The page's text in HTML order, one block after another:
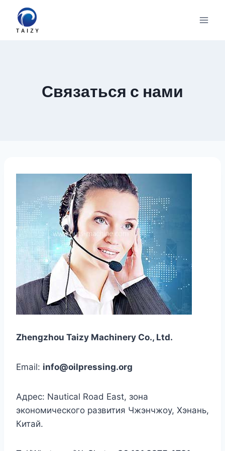
Перейти
содержимому
Связаться с нами
Zhengzhou Taizy Machinery Co., Ltd.
Email: info@oilpressing.org
Адрес: Nautical Road East, зона
экономического развития Чжэнчжоу, Хэнань,
Китай.